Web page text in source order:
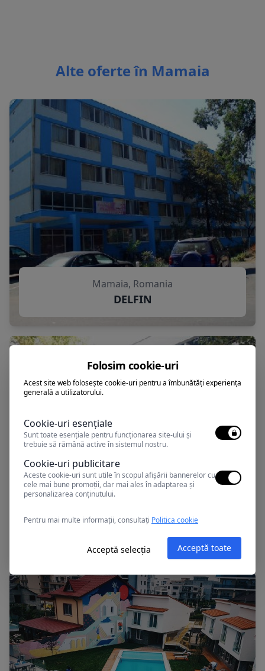
Alte oferte în Mamaia
Mamaia, Romania
DELFIN
Mamaia, Romania
Folosim cookie-uri
Acest site web folosește cookie-uri pentru a îmbunătăți experiența
generală a utilizatorului.
Cookie-uri esențiale
Sunt toate esențiale pentru funcționarea site-ului și
trebuie să rămână active în sistemul nostru.
Cookie-uri publicitare
Aceste cookie-uri sunt utile în scopul afișării bannerelor cu
cele mai bune promoții, dar mai ales în adaptarea și
personalizarea conținutului.
Pentru mai multe informații, consultați Politica cookie
Acceptă selecția Acceptă toate